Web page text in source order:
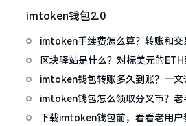
imtoken钱包2.0
imtoken手续费怎么算？转账和交
区块驿站是什么？对标美元的
imtoken钱包转账多久到账？一文
imtoken钱包怎么领取分叉币？老
下载imtoken钱包前，看看老用户